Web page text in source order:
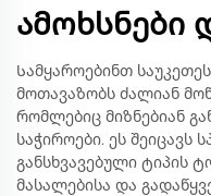
ამოხსნები
Სამყაროებინთ
მოთავაზობს ძალიან
რომლებიც მიზნებიან
საჭიროები. ეს შეიცავს
განსხვავებული ტიპის
მასალებისა და